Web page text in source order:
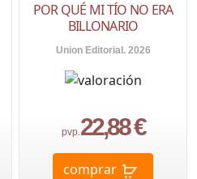
POR QUÉ MI TÍO NO ERA
BILLONARIO
Union Editorial. 2026
pvp. 22,88 €
comprar